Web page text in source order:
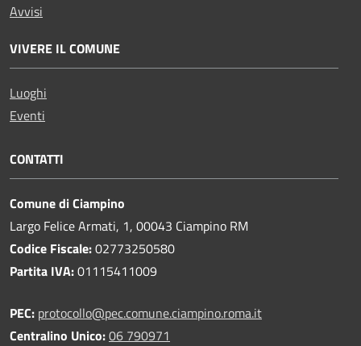
Avvisi
VIVERE IL COMUNE
Luoghi
Eventi
CONTATTI
Comune di Ciampino
Largo Felice Armati, 1, 00043 Ciampino RM
Codice Fiscale:02773250580
Partita IVA:01115411009
PEC: protocollo@pec.comune.ciampino.roma.it
Centralino Unico:06 790971